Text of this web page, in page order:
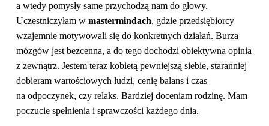
a wtedy pomysły same przychodzą nam do głowy.
Uczestniczyłam w mastermindach, gdzie przedsiębiorcy
wzajemnie motywowali się do konkretnych działań. Burza
mózgów jest bezcenna, a do tego dochodzi obiektywna opinia
z zewnątrz. Jestem teraz kobietą pewniejszą siebie, staranniej
dobieram wartościowych ludzi, cenię balans i czas
na odpoczynek, czy relaks. Bardziej doceniam rodzinę. Mam
poczucie spełnienia i sprawczości każdego dnia.